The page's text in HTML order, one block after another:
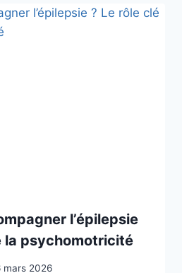
l’épilepsie
la psychomotricité
mars 2026